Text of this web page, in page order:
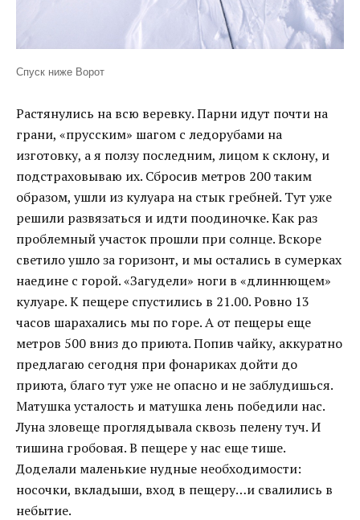
Спуск ниже Ворот
Растянулись на всю веревку. Парни идут почти на
грани, «прусским» шагом с ледорубами на
изготовку, а я ползу последним, лицом к склону, и
подстраховываю их. Сбросив метров 200 таким
образом, ушли из кулуара на стык гребней. Тут уже
решили развязаться и идти поодиночке. Как раз
проблемный участок прошли при солнце. Вскоре
светило ушло за горизонт, и мы остались в сумерках
наедине с горой. «Загудели» ноги в «длиннющем»
кулуаре. К пещере спустились в 21.00. Ровно 13
часов шарахались мы по горе. А от пещеры еще
метров 500 вниз до приюта. Попив чайку, аккуратно
предлагаю сегодня при фонариках дойти до
приюта, благо тут уже не опасно и не заблудишься.
Матушка усталость и матушка лень победили нас.
Луна зловеще проглядывала сквозь пелену туч. И
тишина гробовая. В пещере у нас еще тише.
Доделали маленькие нудные необходимости:
носочки, вкладыши, вход в пещеру…и свалились в
небытие.